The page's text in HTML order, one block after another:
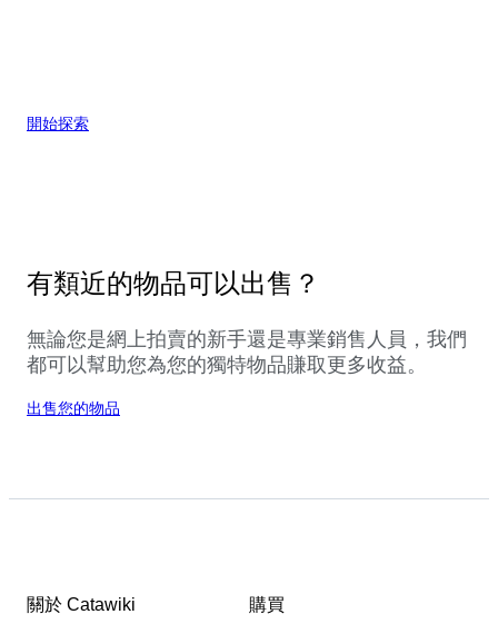
開始探索
有類近的物品可以出售？
無論您是網上拍賣的新手還是專業銷售人員，我們
都可以幫助您為您的獨特物品賺取更多收益。
出售您的物品
關於 Catawiki 購買